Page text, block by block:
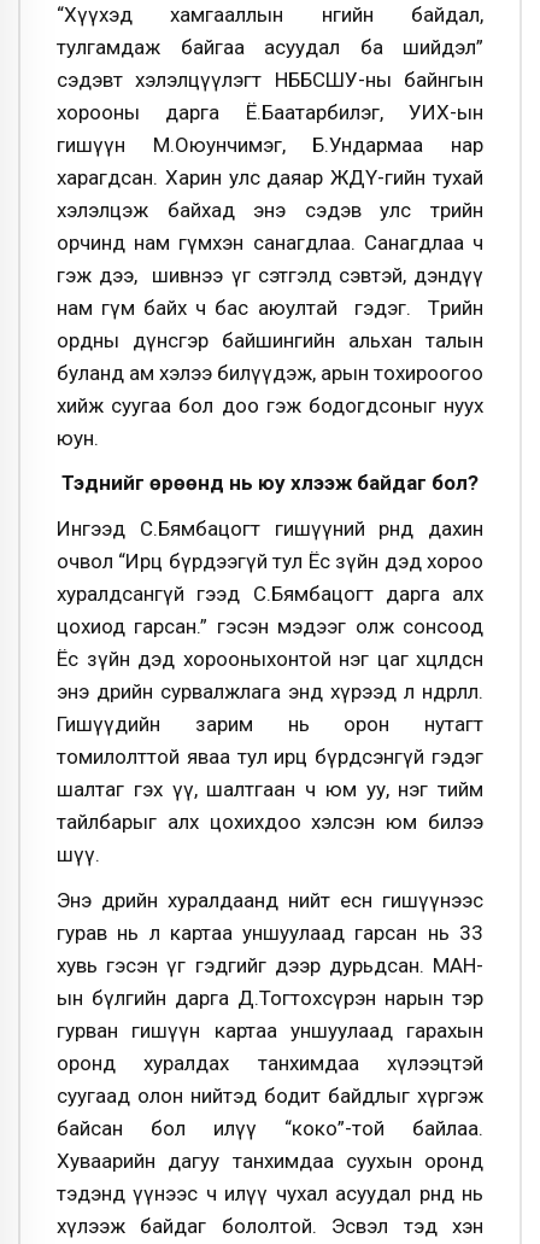
“Хүүхэд хамгааллын өнөөгийн байдал,
тулгамдаж байгаа асуудал ба шийдэл”
сэдэвт хэлэлцүүлэгт НББСШУ-ны байнгын
хорооны дарга Ё.Баатарбилэг, УИХ-ын
гишүүн М.Оюунчимэг, Б.Ундармаа нар
харагдсан. Харин улс даяар ЖДҮ-гийн тухай
хэлэлцэж байхад энэ сэдэв улс төрийн
орчинд нам гүмхэн санагдлаа. Санагдлаа ч
гэж дээ, шивнээ үг сэтгэлд сэвтэй, дэндүү
нам гүм байх ч бас аюултай гэдэг. Төрийн
ордны дүнсгэр байшингийн альхан талын
буланд ам хэлээ билүүдэж, арын тохироогоо
хийж суугаа бол доо гэж бодогдсоныг нуух
юун.
Тэднийг өрөөнд нь юу хүлээж байдаг бол?
Ингээд С.Бямбацогт гишүүний өрөөнд дахин
очвол “Ирц бүрдээгүй тул Ёс зүйн дэд хороо
хуралдсангүй гээд С.Бямбацогт дарга алх
цохиод гарсан.” гэсэн мэдээг олж сонсоод
Ёс зүйн дэд хорооныхонтой нэг цаг хөөцөлдсөн
энэ өдрийн сурвалжлага энд хүрээд л өндөрлөлөө.
Гишүүдийн зарим нь орон нутагт
томилолттой яваа тул ирц бүрдсэнгүй гэдэг
шалтаг гэх үү, шалтгаан ч юм уу, нэг тийм
тайлбарыг алх цохихдоо хэлсэн юм билээ
шүү.
Энэ өдрийн хуралдаанд нийт есөн гишүүнээс
гурав нь л картаа уншуулаад гарсан нь 33
хувь гэсэн үг гэдгийг дээр дурьдсан. МАН-
ын бүлгийн дарга Д.Тогтохсүрэн нарын тэр
гурван гишүүн картаа уншуулаад гарахын
оронд хуралдах танхимдаа хүлээцтэй
суугаад олон нийтэд бодит байдлыг хүргэж
байсан бол илүү “коко”-той байлаа.
Хуваарийн дагуу танхимдаа суухын оронд
тэдэнд үүнээс ч илүү чухал асуудал өрөөнд нь
хүлээж байдаг бололтой. Эсвэл тэд хэн